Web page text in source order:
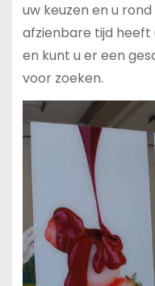
uw keuzen en u
afzienbare tijd heeft
en kunt u er een
voor zoeken.